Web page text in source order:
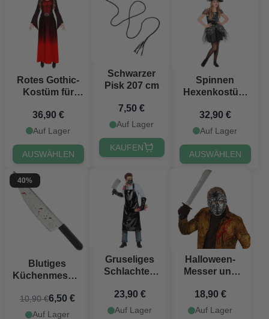
Rotes Gothic-
Kostüm für
36,90 €
Auf Lager
AUSWÄHLEN
Schwarzer
Pisk 207 cm
7,50 €
Auf Lager
KAUFEN
Spinnen
Hexenkostüm
32,90 €
Auf Lager
AUSWÄHLEN
40%
Blutiges
Küchenmesser
10,90 €6,50 €
Auf Lager
Gruseliges
Schlachter-
Einheitsgröße
23,90 €
Auf Lager
Halloween-
Messer und
18,90 €
Auf Lager